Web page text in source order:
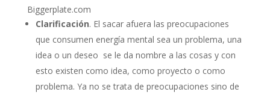
Biggerplate.com
Clarificación. El sacar afuera las preocupaciones
que consumen energía mental sea un problema, una
idea o un deseo se le da nombre a las cosas y con
esto existen como idea, como proyecto o como
problema. Ya no se trata de preocupaciones sino de